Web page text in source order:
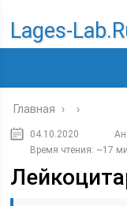
Lages-
Главная › ›
04.10.2020
Время чтения: ~17